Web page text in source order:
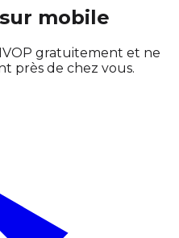
mobile
gratuitement et ne
près de chez vous.